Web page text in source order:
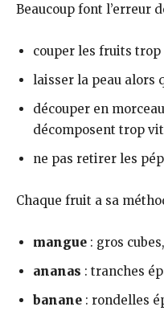
Beaucoup font l’erreur
couper les fruits
laisser la peau alors
découper en
décomposent trop
ne pas retirer les
Chaque fruit a sa
mangue : gros
ananas : tranches
banane : rondelles